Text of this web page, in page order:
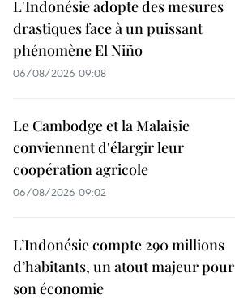
L'Indonésie adopte des mesures
drastiques face à un puissant
phénomène El Niño
06/08/2026 09:08
Le Cambodge et la Malaisie
conviennent d'élargir leur
coopération agricole
06/08/2026 09:02
L’Indonésie compte 290 millions
d’habitants, un atout majeur pour
son économie